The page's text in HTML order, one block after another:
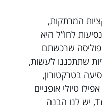
המרתקות,
לחו”ל היא
שרכשתם
שתתכננו לעשות,
בטרקטורון,
טיולי אופניים
במסלולי שטח. באתר Trippy, יש לנו הבנה